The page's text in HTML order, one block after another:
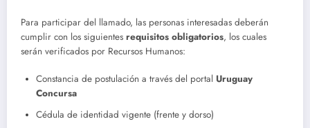
Para participar del llamado, las personas interesadas deberán
cumplir con los siguientes requisitos obligatorios, los cuales
serán verificados por Recursos Humanos:
Constancia de postulación a través del portal Uruguay
Concursa
Cédula de identidad vigente (frente y dorso)